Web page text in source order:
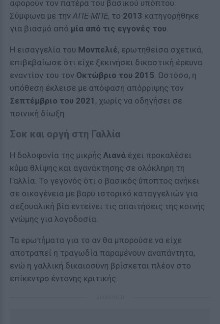
αφορούν τον πατέρα του βασικού υπόπτου.
Σύμφωνα με την ΑΠΕ-ΜΠΕ, το 2013 κατηγορήθηκε
για βιασμό από μία από τις εγγονές του.
Η εισαγγελία του Μονπελιέ, ερωτηθείσα σχετικά,
επιβεβαίωσε ότι είχε ξεκινήσει δικαστική έρευνα
εναντίον του τον Οκτώβριο του 2015. Ωστόσο, η
υπόθεση έκλεισε με απόφαση απόρριψης τον
Σεπτέμβριο του 2021 , χωρίς να οδηγήσει σε
ποινική δίωξη.
Σοκ και οργή στη Γαλλία
Η δολοφονία της μικρής Λιανά έχει προκαλέσει
κύμα θλίψης και αγανάκτησης σε ολόκληρη τη
Γαλλία. Το γεγονός ότι ο βασικός ύποπτος ανήκει
σε οικογένεια με βαρύ ιστορικό καταγγελιών για
σεξουαλική βία εντείνει τις απαιτήσεις της κοινής
γνώμης για λογοδοσία.
Τα ερωτήματα για το αν θα μπορούσε να είχε
αποτραπεί η τραγωδία παραμένουν αναπάντητα,
ενώ η γαλλική δικαιοσύνη βρίσκεται πλέον στο
επίκεντρο έντονης κριτικής.